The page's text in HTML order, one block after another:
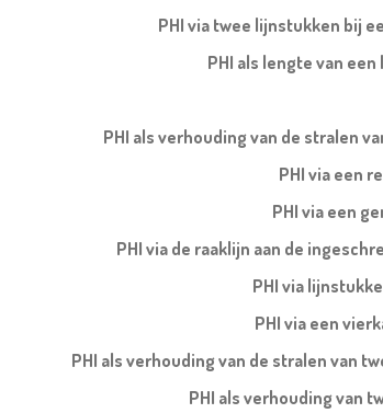
PHI via twee lijnstukken bij
PHI als lengte van
PHI als verhouding van de stralen
PHI via een
PHI via een
PHI via de raaklijn aan de
PHI via
PHI via een
PHI als verhouding van de stralen van
PHI als verhouding van